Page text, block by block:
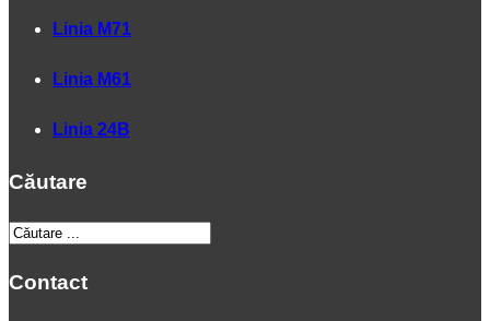
Linia M71
Linia M61
Linia 24B
Căutare
Contact